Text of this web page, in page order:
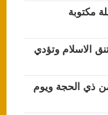
مكتوبة
الاسلام وتؤدي
ذي الحجة ويوم